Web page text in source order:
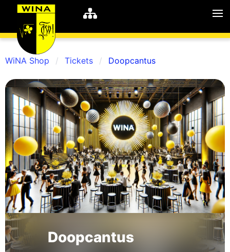
WiNA MyWiNA
Career
Shop
Studie
Home
Schachten
WiNA Shop Tickets Doopcantus
Doopcantus